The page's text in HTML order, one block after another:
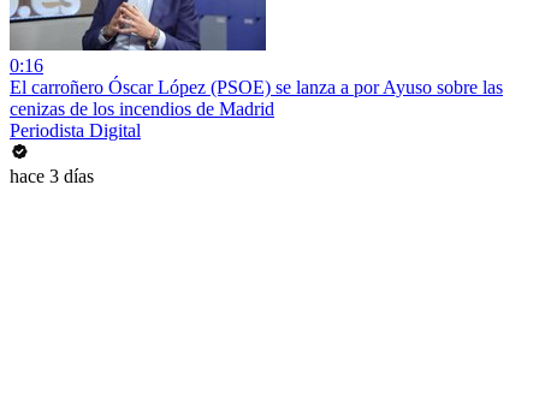
0:16
El carroñero Óscar López (PSOE) se lanza a por Ayuso sobre las
cenizas de los incendios de Madrid
Periodista Digital
hace 3 días